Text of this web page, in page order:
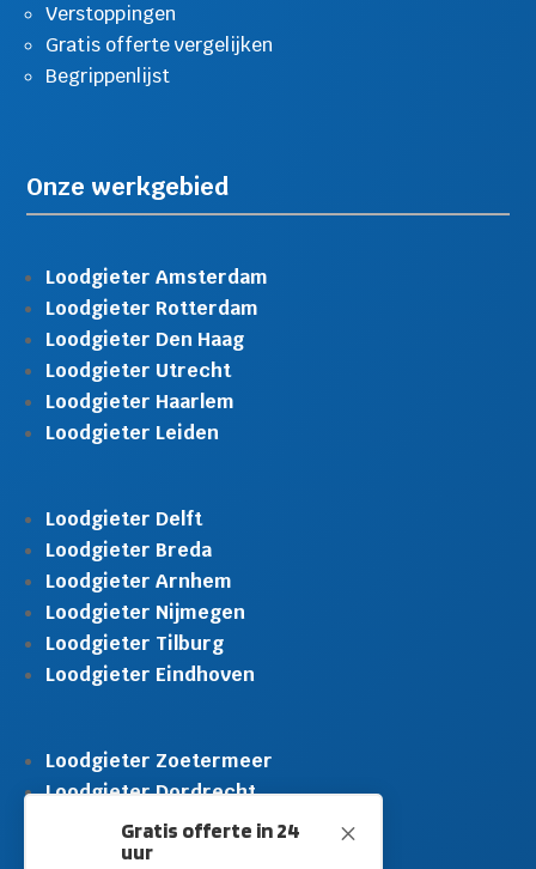
M
Gratis offerte in 24
uur
Verstoppingen
Gratis offerte vergelijken
Begrippenlijst
Onze werkgebied
Loodgieter Amsterdam
Loodgieter Rotterdam
Loodgieter Den Haag
Loodgieter Utrecht
Loodgieter Haarlem
Loodgieter Leiden
Loodgieter Delft
Loodgieter Breda
Loodgieter Arnhem
Loodgieter Nijmegen
Loodgieter Tilburg
Loodgieter Eindhoven
Loodgieter Zoetermeer
Loodgieter Dordrecht
Loodgieter Rijswijk
Loodgieter Schiedam